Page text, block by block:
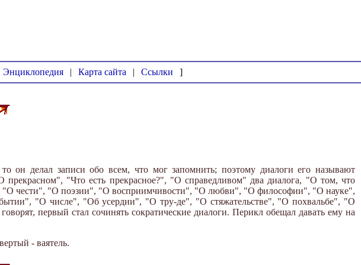
Энциклопедия | Карта сайта | Ссылки ]
он делал записи обо всем, что мог запомнить; поэтому диалоги его называют
"Что есть прекрасное?", "О справедливом" два диалога, "О том, что
"О чести", "О поэзии", "О восприимчивости", "О любви", "О философии", "О науке",
"О числе", "Об усердии", "О тру-де", "О стяжательстве", "О похвальбе", "О
первый стал сочинять сократические диалоги. Перикл обещал давать ему на
- ваятель.